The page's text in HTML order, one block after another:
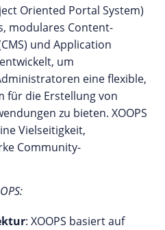
Oriented Portal System)
modulares Content-
und Application
um
eine flexible,
für die Erstellung von
zu bieten. XOOPS
Vielseitigkeit,
Community-
: XOOPS basiert auf